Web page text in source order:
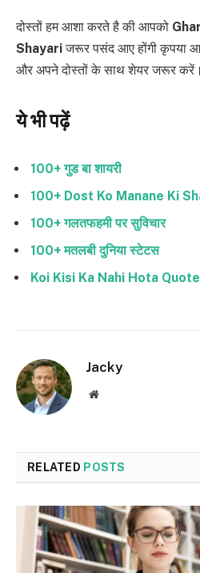
दोस्तों हम आशा करते है की आपको
Shayariजरूर पसंद आए होंगी कृपया
और अपने दोस्तों के साथ शेयर जरूर करें।
ये भी पढ़ें
100+ गुड बा शायरी
100+ Dost Ko Manane Ki
100+ गलतफहमी पर सुविचार
100+ मतलबी दुनिया स्टेटस
Koi Kisi Ka Nahi Hota
Jacky
Website
RELATED POSTS